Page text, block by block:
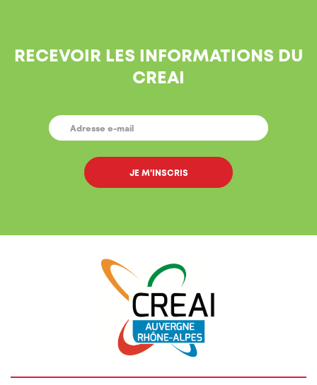
RECEVOIR LES INFORMATIONS DU
CREAI
E-
MAIL *